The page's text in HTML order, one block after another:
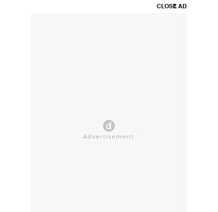
CLOSE AD